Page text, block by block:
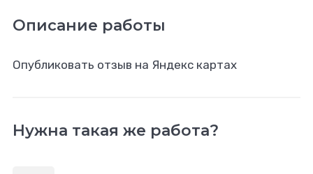
Описание работы
Опубликовать отзыв на Яндекс картах
Нужна такая же работа?